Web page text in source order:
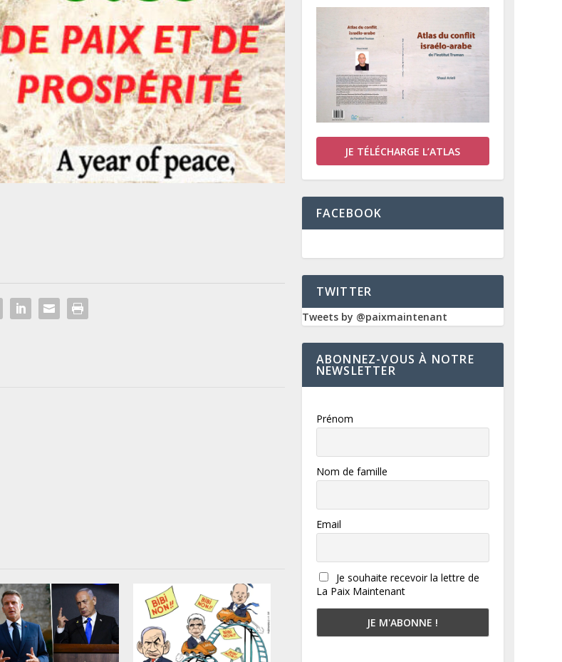
JE TÉLÉCHARGE L’ATLAS
FACEBOOK
TWITTER
Tweets by @paixmaintenant
ABONNEZ-VOUS À NOTRE
NEWSLETTER
Prénom
Nom de famille
Email
Je souhaite recevoir la lettre de
La Paix Maintenant